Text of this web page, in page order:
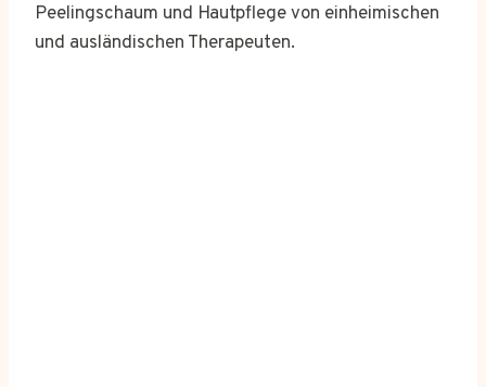
Peelingschaum und Hautpflege von einheimischen
und ausländischen Therapeuten.